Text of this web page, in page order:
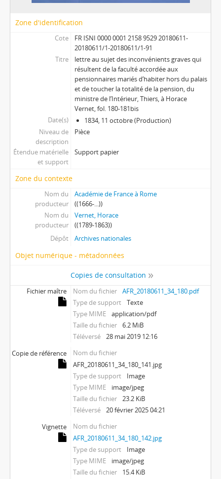
Zone d'identification
Cote
FR ISNI 0000 0001 2158 9529 20180611-
20180611/1-20180611/1-91
Titre
lettre au sujet des inconvénients graves qui
résultent de la faculté accordée aux
pensionnaires mariés d’habiter hors du palais
et de toucher la totalité de la pension, du
ministre de l’Intérieur, Thiers, à Horace
Vernet, fol. 180-181bis
Date(s)
1834, 11 octobre (Production)
Niveau de
description
Pièce
Étendue matérielle
et support
Support papier
Zone du contexte
Nom du
producteur
Académie de France à Rome
((1666-...))
Nom du
producteur
Vernet, Horace
((1789-1863))
Dépôt
Archives nationales
Objet numérique - métadonnées
Copies de consultation
Fichier maître Nom du fichier
AFR_20180611_34_180.pdf
Type de support
Texte
Type MIME
application/pdf
Taille du fichier
6.2 MiB
Téléversé
28 mai 2019 12:16
Copie de référence
Nom du fichier
AFR_20180611_34_180_141.jpg
Type de support
Image
Type MIME
image/jpeg
Taille du fichier
23.2 KiB
Téléversé
20 février 2025 04:21
Vignette
Nom du fichier
AFR_20180611_34_180_142.jpg
Type de support
Image
Type MIME
image/jpeg
Taille du fichier
15.4 KiB